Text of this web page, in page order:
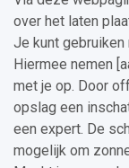
over het laten
Je kunt gebruiken
Hiermee nemen
met je op. Door
opslag een
een expert. De
mogelijk om